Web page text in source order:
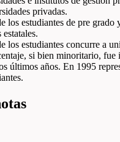
privadas.
los estudiantes de pre grado
estatales.
los estudiantes concurre a
si bien minoritario, fue
últimos años. En 1995